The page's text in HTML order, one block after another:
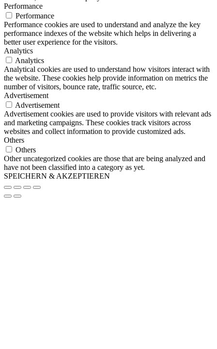
Performance
Performance
Performance cookies are used to understand and analyze the key
performance indexes of the website which helps in delivering a
better user experience for the visitors.
Analytics
Analytics
Analytical cookies are used to understand how visitors interact with
the website. These cookies help provide information on metrics the
number of visitors, bounce rate, traffic source, etc.
Advertisement
Advertisement
Advertisement cookies are used to provide visitors with relevant ads
and marketing campaigns. These cookies track visitors across
websites and collect information to provide customized ads.
Others
Others
Other uncategorized cookies are those that are being analyzed and
have not been classified into a category as yet.
SPEICHERN & AKZEPTIEREN